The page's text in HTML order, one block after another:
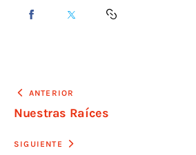
ANTERIOR
Nuestras Raíces
SIGUIENTE